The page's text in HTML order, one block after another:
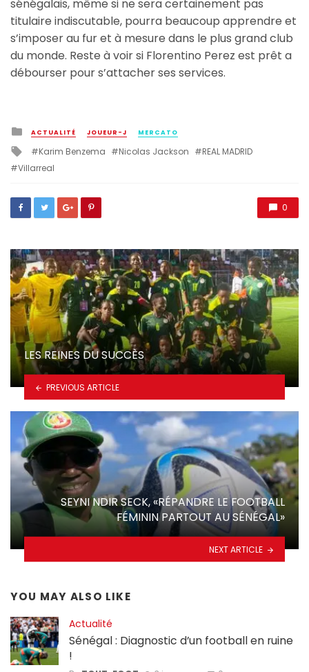
sénégalais, même si ne sera certainement pas
titulaire indiscutable, pourra beaucoup apprendre et
s’imposer au fur et à mesure dans le plus grand club
du monde. Reste à voir si Florentino Perez est prêt a
débourser pour s’attacher ses services.
Posted
in
ACTUALITÉ JOUEUR-J MERCATO
Tagged
with
Karim Benzema Nicolas Jackson
REAL MADRID
Villarreal
0
LES REINES DU SUCCÈS
PREVIOUS ARTICLE
SEYNI NDIR SECK, «RÉPANDRE LE FOOTBALL
FÉMININ PARTOUT AU SÉNÉGAL»
NEXT ARTICLE
YOU MAY ALSO LIKE
Actualité
Sénégal : Diagnostic d’un football en ruine
!